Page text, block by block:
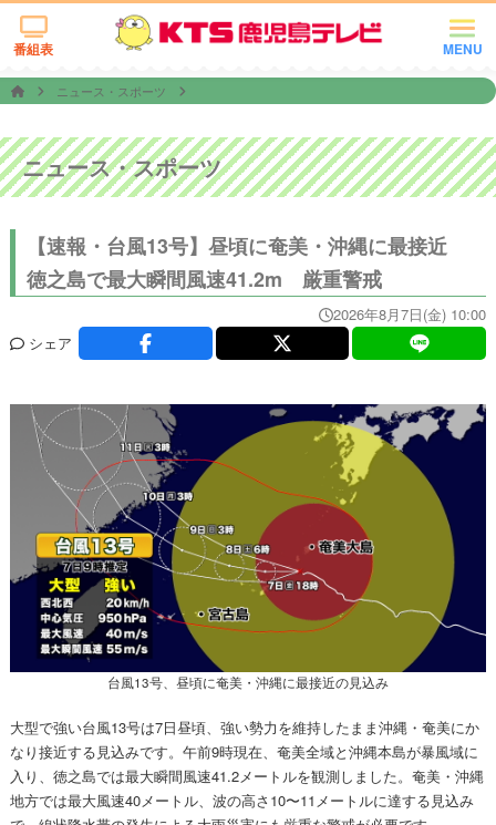
MENU
番組表
ニュース・スポーツ
ニュース・スポーツ
【速報・台風13号】昼頃に奄美・沖縄に最接近
徳之島で最大瞬間風速41.2m 厳重警戒
2026年8月7日(金) 10:00
シェア
台風13号、昼頃に奄美・沖縄に最接近の見込み
大型で強い台風13号は7日昼頃、強い勢力を維持したまま沖縄・奄美にか
なり接近する見込みです。午前9時現在、奄美全域と沖縄本島が暴風域に
入り、徳之島では最大瞬間風速41.2メートルを観測しました。奄美・沖縄
地方では最大風速40メートル、波の高さ10〜11メートルに達する見込み